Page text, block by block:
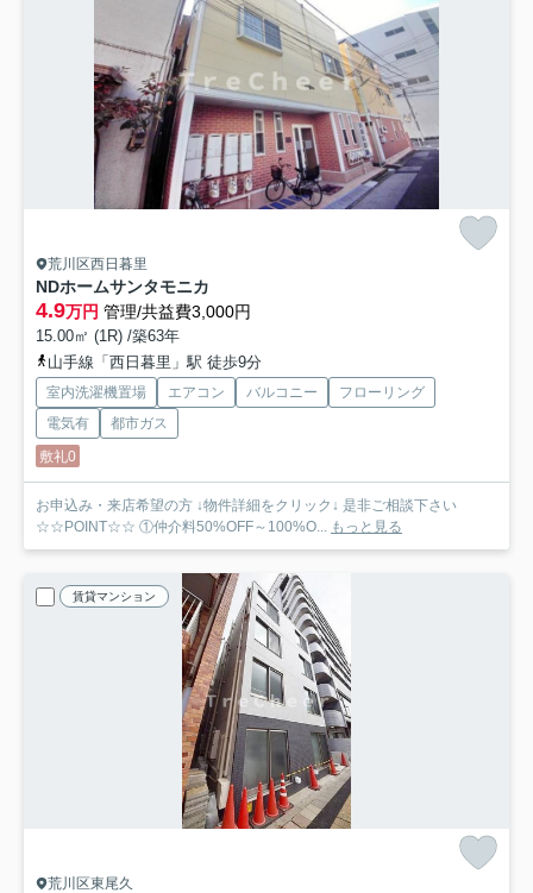
荒川区西日暮里
NDホームサンタモニカ
4.9万円 管理/共益費3,000円
15.00㎡ (1R) /築63年
山手線「西日暮里」駅 徒歩9分
室内洗濯機置場 エアコン バルコニー
フローリング
電気有
都市ガス
敷礼0
お申込み・来店希望の方 ↓物件詳細をクリック↓ 是非ご相談下さい
☆☆POINT☆☆ ①仲介料50%OFF～100%O...
もっと見る
賃貸マンション
荒川区東尾久